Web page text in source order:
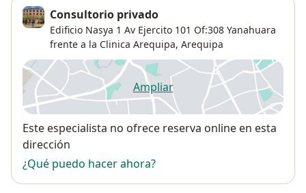
Consultorio privado
Edificio Nasya 1 Av Ejercito 101 Of:308 Yanahuara
frente a la Clinica Arequipa, Arequipa
Ampliarse abre en una nueva
Disponibilidad
Este especialista no ofrece reserva online en esta
dirección
¿Qué puedo hacer ahora?